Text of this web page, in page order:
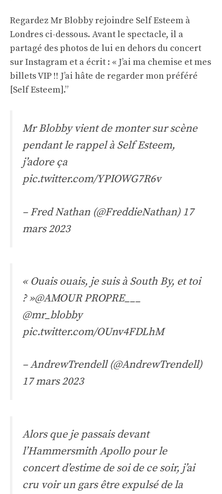
Regardez Mr Blobby rejoindre Self Esteem à
Londres ci-dessous. Avant le spectacle, il a
partagé des photos de lui en dehors du concert
sur Instagram et a écrit : « J’ai ma chemise et mes
billets VIP !! J’ai hâte de regarder mon préféré
[Self Esteem].”
Mr Blobby vient de monter sur scène
pendant le rappel à Self Esteem,
j’adore ça
pic.twitter.com/YPIOWG7R6v
– Fred Nathan (@FreddieNathan)17
mars 2023
« Ouais ouais, je suis à South By, et toi
? »@AMOUR PROPRE___
@mr_blobby
pic.twitter.com/OUnv4FDLhM
– AndrewTrendell (@AndrewTrendell)
17 mars 2023
Alors que je passais devant
l’Hammersmith Apollo pour le
concert d’estime de soi de ce soir, j’ai
cru voir un gars être expulsé de la